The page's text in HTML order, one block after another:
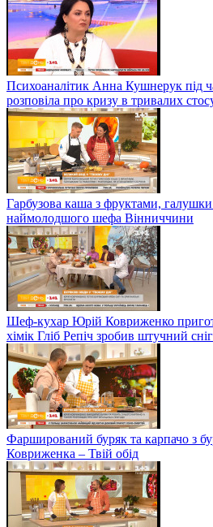
Психоаналітик Анна Кушнерук під
розповіла про кризу в тривалих
Гарбузова каша з фруктами, галушки
наймолодшого шефа Вінниччини
Шеф-кухар Юрій Ковриженко
хімік Гліб Репіч зробив штучний сніг
Фарширований буряк та карпачо з
Ковриженка – Твій обід